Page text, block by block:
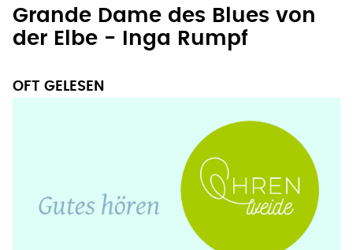
Grande Dame des Blues von
der Elbe - Inga Rumpf
OFT GELESEN